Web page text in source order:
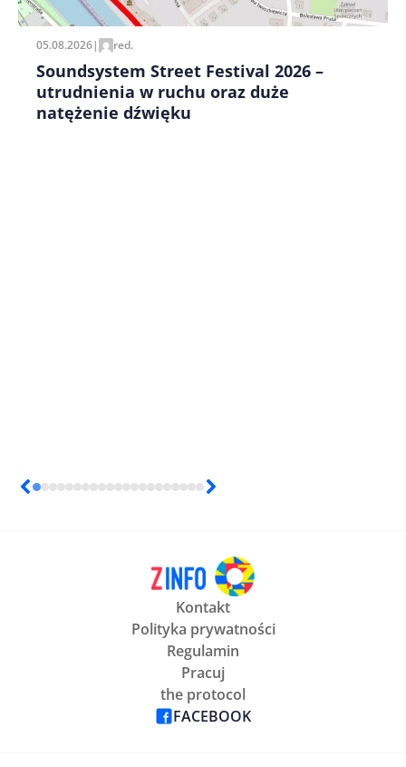
05.08.2026| red.
Soundsystem Street Festival 2026 –
utrudnienia w ruchu oraz duże
natężenie dźwięku
Kontakt
Polityka prywatności
Regulamin
Pracuj
the protocol
FACEBOOK